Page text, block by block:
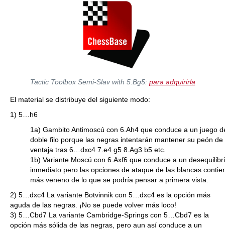
Tactic Toolbox Semi-Slav with 5.Bg5: para adquirirla
El material se distribuye del siguiente modo:
1) 5…h6
1a) Gambito Antimoscú con 6.Ah4 que conduce a un juego
doble filo porque las negras intentarán mantener su peón de
ventaja tras 6…dxc4 7.e4 g5 8.Ag3 b5 etc.
1b) Variante Moscú con 6.Axf6 que conduce a un
inmediato pero las opciones de ataque de las blancas
más veneno de lo que se podría pensar a primera vista.
2) 5…dxc4 La variante Botvinnik con 5…dxc4 es la opción más
aguda de las negras. ¡No se puede volver más loco!
3) 5…Cbd7 La variante Cambridge-Springs con 5…Cbd7 es la
opción más sólida de las negras, pero aun así conduce a un